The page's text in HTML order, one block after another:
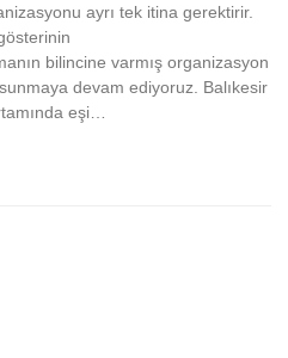
ayrı tek itina gerektirir.
bilincine varmış organizasyon
devam ediyoruz. Balıkesir
eşi…